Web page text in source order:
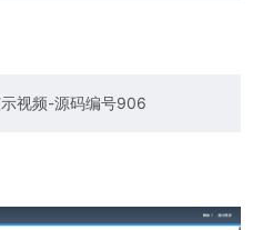
视频-源码编号906